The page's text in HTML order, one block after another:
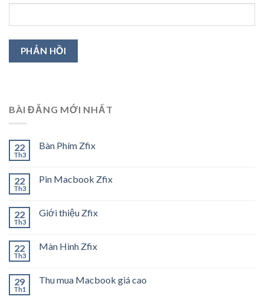
BÀI ĐĂNG MỚI NHẤT
22
Th3
Bàn Phím Zfix
22
Th3
Pin Macbook Zfix
22
Th3
Giới thiệu Zfix
22
Th3
Màn Hình Zfix
29
Th1
Thu mua Macbook giá cao